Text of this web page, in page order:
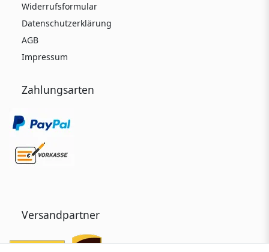
Widerrufsformular
Datenschutzerklärung
AGB
Impressum
Zahlungsarten
Versandpartner